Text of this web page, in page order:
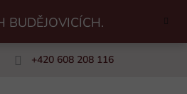
BUDĚJOVICÍCH.
+420 608 208 116